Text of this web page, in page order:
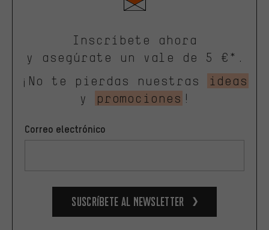
Inscríbete ahora
y asegúrate un vale de 5 €*.
¡No te pierdas nuestras
ideas
y
promociones !
Correo electrónico
Suscríbete al newsletter